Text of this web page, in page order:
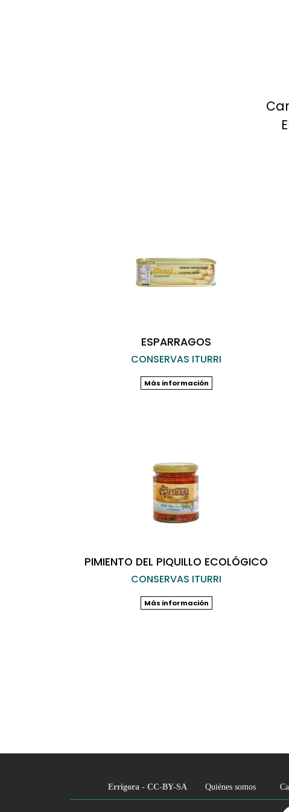
ESPARRAGOS
CONSERVAS ITURRI
Más información
PIMIENTO DEL PIQUILLO ECOLÓGICO
CONSERVAS ITURRI
Más información
Errigora - CC-BY-SA Quiénes somos